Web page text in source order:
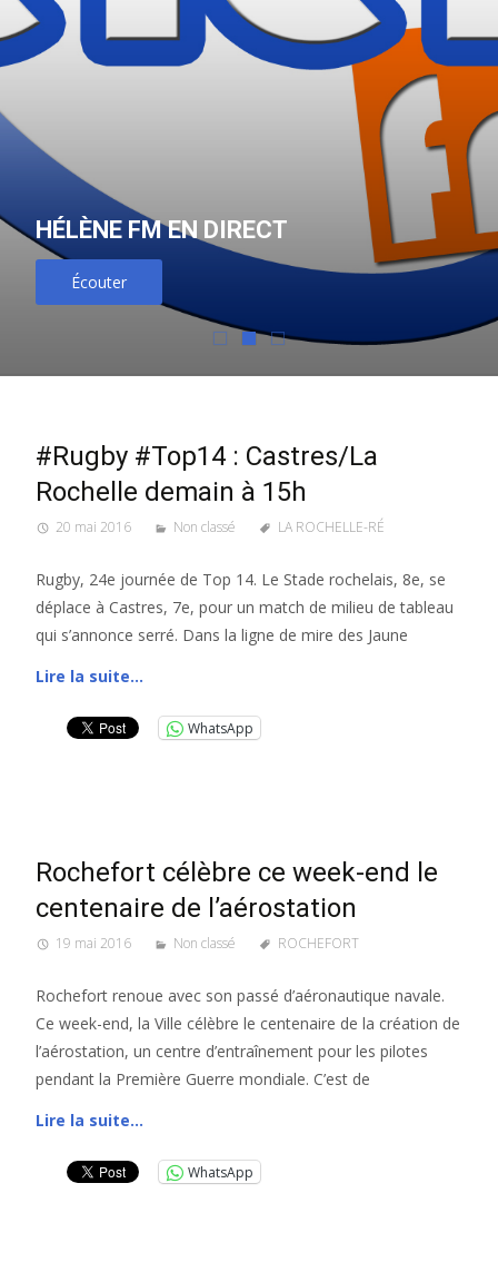
HÉLÈNE FM EN DIRECT
Écouter
#Rugby #Top14 : Castres/La
Rochelle demain à 15h
20 mai 2016 Non classé LA ROCHELLE-RÉ
Rugby, 24e journée de Top 14. Le Stade rochelais, 8e, se
déplace à Castres, 7e, pour un match de milieu de tableau
qui s’annonce serré. Dans la ligne de mire des Jaune
Lire la suite…
WhatsApp
Rochefort célèbre ce week-end le
centenaire de l’aérostation
19 mai 2016 Non classé ROCHEFORT
Rochefort renoue avec son passé d’aéronautique navale.
Ce week-end, la Ville célèbre le centenaire de la création de
l’aérostation, un centre d’entraînement pour les pilotes
pendant la Première Guerre mondiale. C’est de
Lire la suite…
WhatsApp